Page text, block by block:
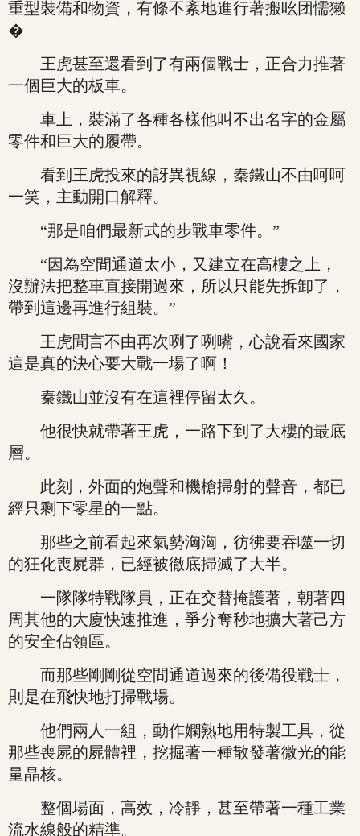
重型裝備和物資，有條不紊地進行著搬吆团懦獭
�
王虎甚至還看到了有兩個戰士，正合力推著
一個巨大的板車。
車上，裝滿了各種各樣他叫不出名字的金屬
零件和巨大的履帶。
看到王虎投來的訝異視線，秦鐵山不由呵呵
一笑，主動開口解釋。
“那是咱們最新式的步戰車零件。”
“因為空間通道太小，又建立在高樓之上，
沒辦法把整車直接開過來，所以只能先拆卸了，
帶到這邊再進行組裝。”
王虎聞言不由再次咧了咧嘴，心說看來國家
這是真的決心要大戰一場了啊！
秦鐵山並沒有在這裡停留太久。
他很快就帶著王虎，一路下到了大樓的最底
層。
此刻，外面的炮聲和機槍掃射的聲音，都已
經只剩下零星的一點。
那些之前看起來氣勢洶洶，彷彿要吞噬一切
的狂化喪屍群，已經被徹底掃滅了大半。
一隊隊特戰隊員，正在交替掩護著，朝著四
周其他的大廈快速推進，爭分奪秒地擴大著己方
的安全佔領區。
而那些剛剛從空間通道過來的後備役戰士，
則是在飛快地打掃戰場。
他們兩人一組，動作嫻熟地用特製工具，從
那些喪屍的屍體裡，挖掘著一種散發著微光的能
量晶核。
整個場面，高效，冷靜，甚至帶著一種工業
流水線般的精準。